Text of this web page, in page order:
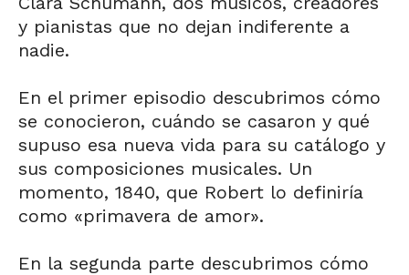
y pianistas que no dejan indiferente a
nadie.
En el primer episodio descubrimos cómo
se conocieron, cuándo se casaron y qué
supuso esa nueva vida para su catálogo y
sus composiciones musicales. Un
momento, 1840, que Robert lo definiría
como «primavera de amor».
En la segunda parte descubrimos cómo